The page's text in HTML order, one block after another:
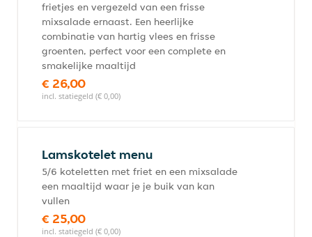
frietjes en vergezeld van een frisse
mixsalade ernaast. Een heerlijke
combinatie van hartig vlees en frisse
groenten, perfect voor een complete en
smakelijke maaltijd
€ 26,00
incl. statiegeld (€ 0,00)
Lamskotelet menu
5/6 koteletten met friet en een mixsalade
een maaltijd waar je je buik van kan
vullen
€ 25,00
incl. statiegeld (€ 0,00)